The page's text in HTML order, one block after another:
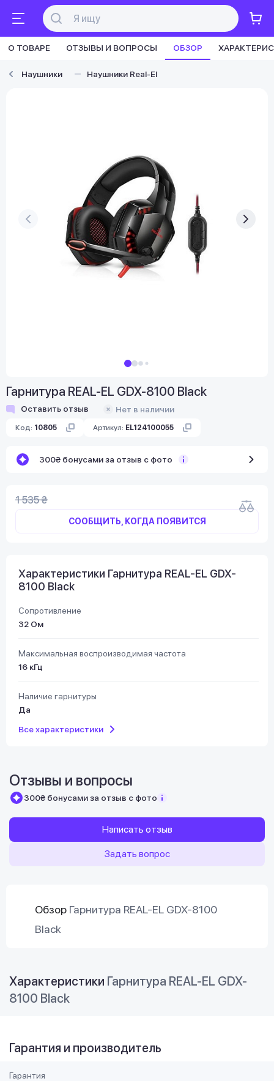
О ТОВАРЕ ОТЗЫВЫ И ВОПРОСЫ ОБЗОР
Наушники Наушники Real-El
Гарнитура REAL-EL GDX-8100 Black
Оставить отзыв Нет в наличии
Код: 10805 Артикул: EL124100055
300₴ бонусами за отзыв с фото
1 535 ₴
СООБЩИТЬ, КОГДА ПОЯВИТСЯ
Характеристики Гарнитура REAL-EL GDX-
8100 Black
Сопротивление
32 Ом
Максимальная воспроизводимая частота
16 кГц
Наличие гарнитуры
Да
Все характеристики
Отзывы и вопросы
300₴ бонусами за отзыв с фото
Написать отзыв
Задать вопрос
Обзор Гарнитура REAL-EL GDX-8100
Black
Характеристики Гарнитура REAL-EL GDX-
8100 Black
Гарантия и производитель
Гарантия